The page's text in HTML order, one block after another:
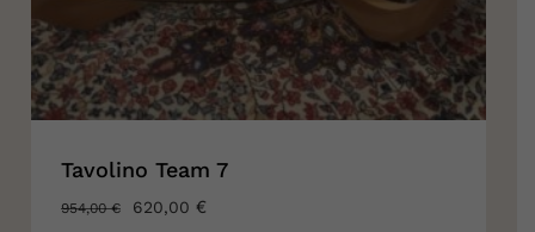
Tavolino Team 7
954,00€
IL
620,00 €